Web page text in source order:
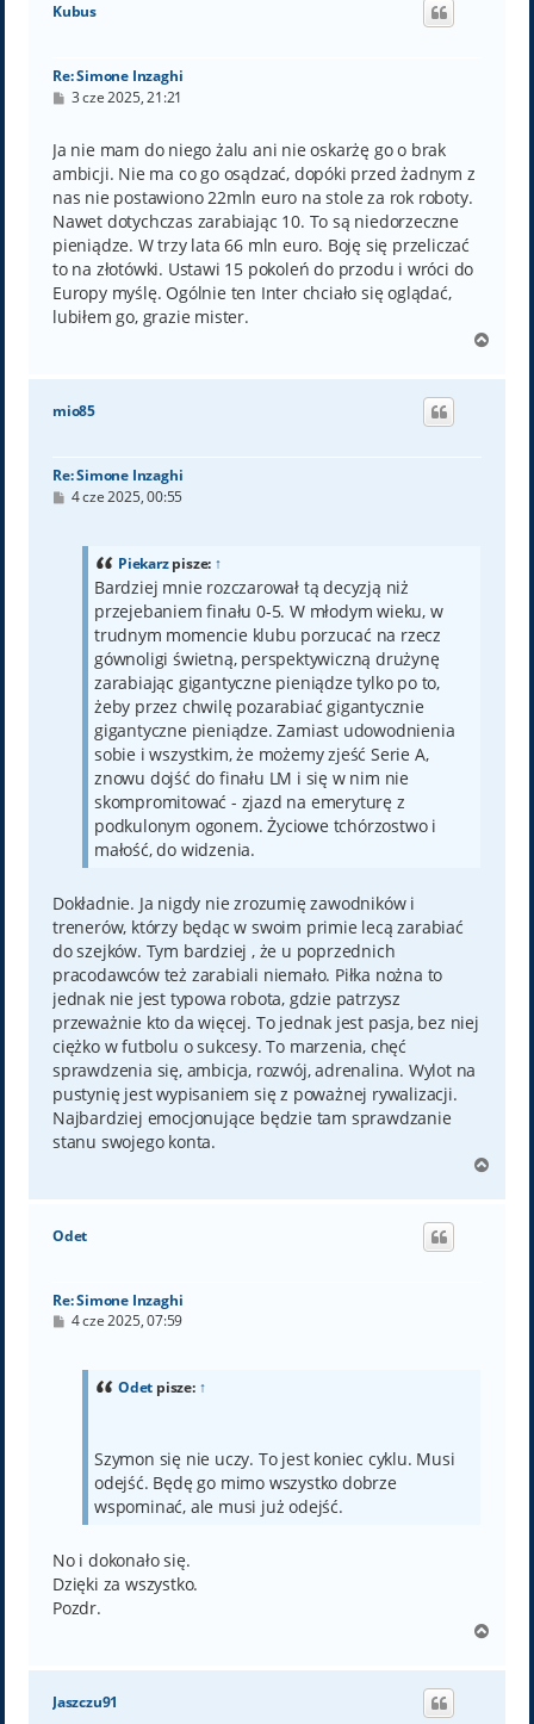
Kubus
Re: Simone Inzaghi
P3 cze 2025, 21:21
Ja nie mam do niego żalu ani nie oskarżę go o brak
ambicji. Nie ma co go osądzać, dopóki przed żadnym z
nas nie postawiono 22mln euro na stole za rok roboty.
Nawet dotychczas zarabiając 10. To są niedorzeczne
pieniądze. W trzy lata 66 mln euro. Boję się przeliczać
to na złotówki. Ustawi 15 pokoleń do przodu i wróci do
Europy myślę. Ogólnie ten Inter chciało się oglądać,
lubiłem go, grazie mister.
g
mio85
Re: Simone Inzaghi
P4 cze 2025, 00:55
Piekarzpisze: ↑
Bardziej mnie rozczarował tą decyzją niż
przejebaniem finału 0-5. W młodym wieku, w
trudnym momencie klubu porzucać na rzecz
gównoligi świetną, perspektywiczną drużynę
zarabiając gigantyczne pieniądze tylko po to,
żeby przez chwilę pozarabiać gigantycznie
gigantyczne pieniądze. Zamiast udowodnienia
sobie i wszystkim, że możemy zjeść Serie A,
znowu dojść do finału LM i się w nim nie
skompromitować - zjazd na emeryturę z
podkulonym ogonem. Życiowe tchórzostwo i
małość, do widzenia.
Dokładnie. Ja nigdy nie zrozumię zawodników i
trenerów, którzy będąc w swoim primie lecą zarabiać
do szejków. Tym bardziej , że u poprzednich
pracodawców też zarabiali niemało. Piłka nożna to
jednak nie jest typowa robota, gdzie patrzysz
przeważnie kto da więcej. To jednak jest pasja, bez niej
ciężko w futbolu o sukcesy. To marzenia, chęć
sprawdzenia się, ambicja, rozwój, adrenalina. Wylot na
pustynię jest wypisaniem się z poważnej rywalizacji.
Najbardziej emocjonujące będzie tam sprawdzanie
stanu swojego konta.
g
Odet
Re: Simone Inzaghi
P4 cze 2025, 07:59
Odet pisze: ↑
Szymon się nie uczy. To jest koniec cyklu. Musi
odejść. Będę go mimo wszystko dobrze
wspominać, ale musi już odejść.
No i dokonało się.
Dzięki za wszystko.
Pozdr.
g
Jaszczu91